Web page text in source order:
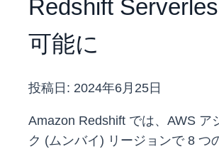
Redshift
可能に
投稿日: 2024年6月25日
Amazon Redshift では、AWS ア
ク (ムンバイ) リージョンで 8 つ